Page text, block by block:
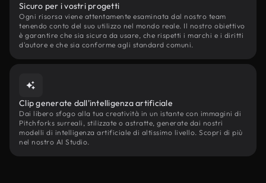
Sicuro per i vostri progetti
Ogni risorsa viene attentamente esaminata dal nostro team
tenendo conto del suo utilizzo nel mondo reale. Il nostro obiettivo
è garantire che sia sicura da usare, che rispetti i marchi e i diritti
d'autore e che sia conforme agli standard comuni.
Clip generate dall'intelligenza artificiale
Dai libero sfogo alla tua creatività in un istante con immagini di
Pitchforks surreali, stilizzate o astratte, generate dai nostri
modelli di intelligenza artificiale di altissimo livello. Scopri di più
nel nostro AI Studio.